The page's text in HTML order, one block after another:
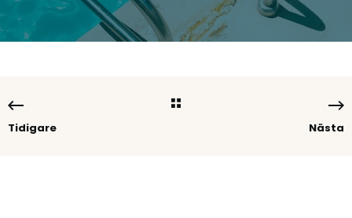
Tidigare Nästa